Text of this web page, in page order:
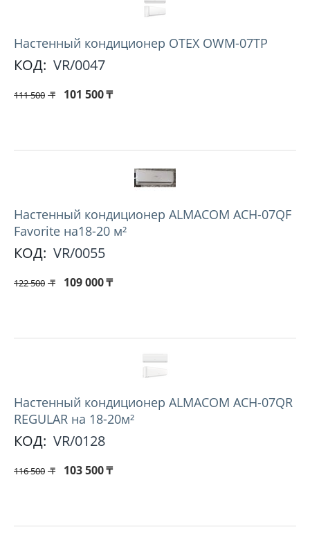
Настенный кондиционер OTEX OWM-07TP
КОД: VR/0047
111 500 ₸ 101 500₸
Hастенный кондиционер ALMACOM ACH-07QF
Favorite на18-20 м²
КОД: VR/0055
122 500 ₸ 109 000₸
Настенный кондиционер ALMACOM ACH-07QR
REGULAR на 18-20м²
КОД: VR/0128
116 500 ₸ 103 500₸